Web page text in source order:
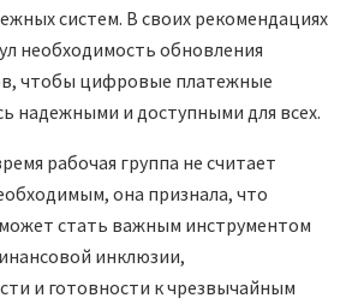
систем. В своих рекомендациях
необходимость обновления
чтобы цифровые платежные
надежными и доступными для всех.
рабочая группа не считает
она признала, что
стать важным инструментом
инклюзии,
и готовности к чрезвычайным